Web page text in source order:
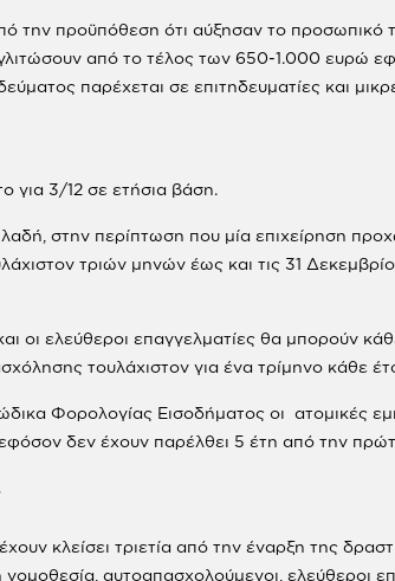
την προϋπόθεση ότι αύξησαν το προσωπικό
από το τέλος των 650-1.000 ευρώ
παρέχεται σε επιτηδευματίες και
για 3/12 σε ετήσια βάση.
στην περίπτωση που μία επιχείρηση
τριών μηνών έως και τις 31
οι ελεύθεροι επαγγελματίες θα μπορούν
τουλάχιστον για ένα τρίμηνο κάθε
Φορολογίας Εισοδήματος οι ατομικές
δεν έχουν παρέλθει 5 έτη από την
κλείσει τριετία από την έναρξη της
αυτοαπασχολούμενοι, ελεύθεροι